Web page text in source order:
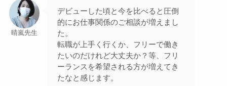
晴嵐先生
デビューした頃と今を比べると圧倒
的にお仕事関係のご相談が増えまし
た。
転職が上手く行くか、フリーで働き
たいのだけれど大丈夫か？等、フリ
ーランスを希望される方が増えてき
たなと感じます。